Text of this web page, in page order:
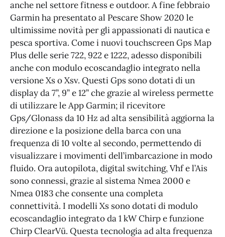
anche nel settore fitness e outdoor. A fine febbraio
Garmin ha presentato al Pescare Show 2020 le
ultimissime novità per gli appassionati di nautica e
pesca sportiva. Come i nuovi touchscreen Gps Map
Plus delle serie 722, 922 e 1222, adesso disponibili
anche con modulo ecoscandaglio integrato nella
versione Xs o Xsv. Questi Gps sono dotati di un
display da 7”, 9” e 12” che grazie al wireless permette
di utilizzare le App Garmin; il ricevitore
Gps/Glonass da 10 Hz ad alta sensibilità aggiorna la
direzione e la posizione della barca con una
frequenza di 10 volte al secondo, permettendo di
visualizzare i movimenti dell’imbarcazione in modo
fluido. Ora autopilota, digital switching, Vhf e l’Ais
sono connessi, grazie al sistema Nmea 2000 e
Nmea 0183 che consente una completa
connettività. I modelli Xs sono dotati di modulo
ecoscandaglio integrato da 1 kW Chirp e funzione
Chirp ClearVü. Questa tecnologia ad alta frequenza